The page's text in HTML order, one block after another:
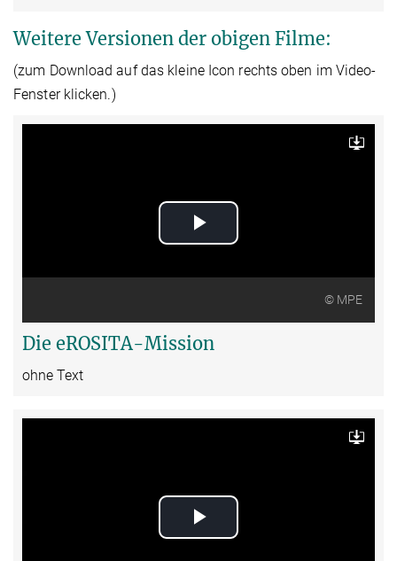
Weitere Versionen der obigen Filme:
(zum Download auf das kleine Icon rechts oben im Video-
Fenster klicken.)
Play
Video
Download
© MPE
Die eROSITA-Mission
ohne Text
Play
Download